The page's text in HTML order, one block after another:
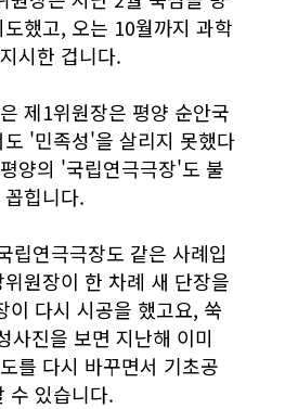
했고, 오는 10월까지 과학
시한 겁니다.
제1위원장은 평양 순안국
'민족성'을 살리지 못했다
양의 '국립연극극장'도 불
힙니다.
연극극장도 같은 사례입
원장이 한 차례 새 단장을
이 다시 시공을 했고요, 쑥
사진을 보면 지난해 이미
를 다시 바꾸면서 기초공
수 있습니다.